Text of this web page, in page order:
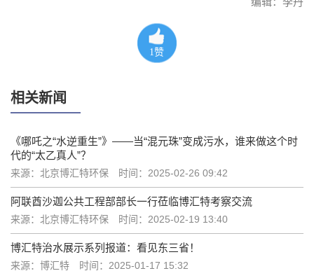
1 赞
相关新闻
《哪吒之“水逆重生”》——当“混元珠”变成污水，谁来做这个时
代的“太乙真人”？
来源：北京博汇特环保 时间：2025-02-26 09:42
阿联酋沙迦公共工程部部长一行莅临博汇特考察交流
来源：北京博汇特环保 时间：2025-02-19 13:40
博汇特治水展示系列报道：看见东三省！
来源：博汇特 时间：2025-01-17 15:32